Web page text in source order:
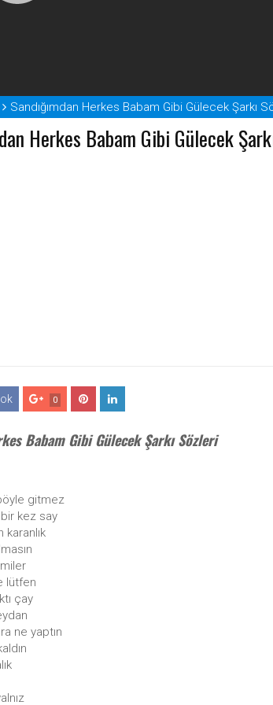
Sandığımdan Herkes Babam Gibi Gülecek Şarkı
Herkes Babam Gibi Gülecek
0
Babam Gibi Gülecek Şarkı Sözleri
gitmez
kez say
lütfen
çay
ne yaptın